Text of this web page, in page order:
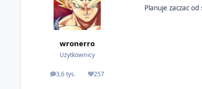
wronerro
Użytkownicy
3,6 tys.
odpowiedzi257
Reputacja
Planuje zaczac